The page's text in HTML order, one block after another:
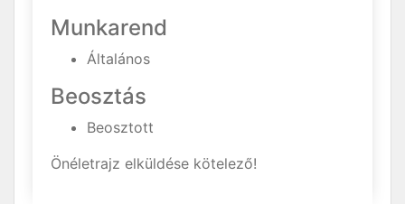
Munkarend
Általános
Beosztás
Beosztott
Önéletrajz elküldése kötelező!